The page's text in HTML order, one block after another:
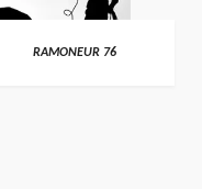
RAMONEUR 76